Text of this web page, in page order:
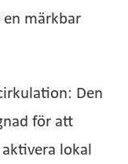
en märkbar
Den
för att
lokal